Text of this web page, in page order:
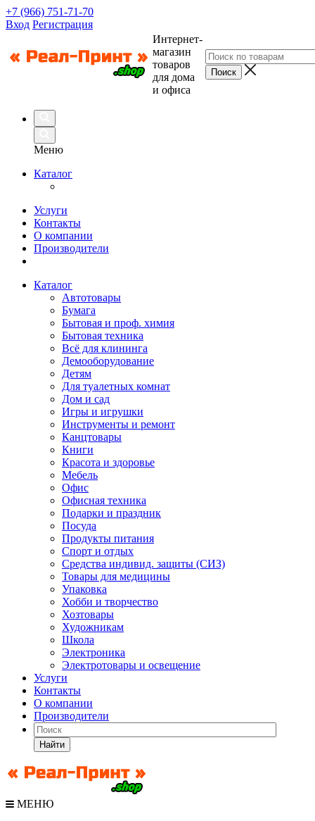
+7 (966) 751-71-70
Вход Регистрация
Интернет-
магазин
товаров
для дома
и офиса
Меню
Каталог
Услуги
Контакты
О компании
Производители
Каталог
Автотовары
Бумага
Бытовая и проф. химия
Бытовая техника
Всё для клининга
Демооборудование
Детям
Для туалетных комнат
Дом и сад
Игры и игрушки
Инструменты и ремонт
Канцтовары
Книги
Красота и здоровье
Мебель
Офис
Офисная техника
Подарки и праздник
Посуда
Продукты питания
Спорт и отдых
Средства индивид. защиты (СИЗ)
Товары для медицины
Упаковка
Хобби и творчество
Хозтовары
Художникам
Школа
Электроника
Электротовары и освещение
Услуги
Контакты
О компании
Производители
Найти
МЕНЮ